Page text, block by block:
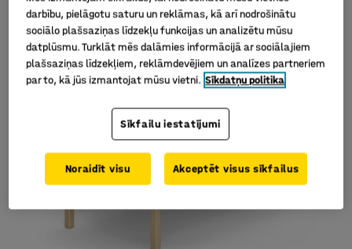
darbību, pielāgotu saturu un reklāmas, kā arī nodrošinātu
sociālo plašsaziņas līdzekļu funkcijas un analizētu mūsu
datplūsmu. Turklāt mēs dalāmies informācijā ar sociālajiem
plašsaziņas līdzekļiem, reklāmdevējiem un analīzes partneriem
par to, kā jūs izmantojat mūsu vietni. Sīkdatņu politika
Sīkfailu iestatījumi
Noraidīt visu Akceptēt visus sīkfailus